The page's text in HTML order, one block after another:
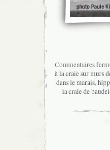
Commentaires
à la craie sur murs
dans le marais,
la craie de